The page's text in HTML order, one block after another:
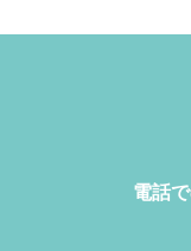
電話